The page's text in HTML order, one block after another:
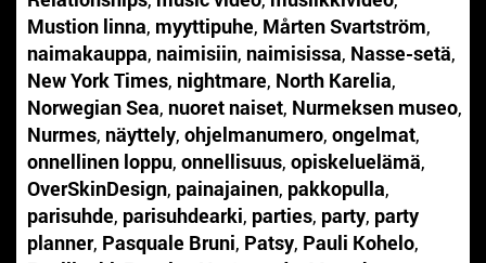
Mustion linna, myyttipuhe, Mårten Svartström,
naimakauppa, naimisiin, naimisissa, Nasse-setä,
New York Times, nightmare, North Karelia,
Norwegian Sea, nuoret naiset, Nurmeksen museo,
Nurmes, näyttely, ohjelmanumero, ongelmat,
onnellinen loppu, onnellisuus, opiskeluelämä,
OverSkinDesign, painajainen, pakkopulla,
parisuhde, parisuhdearki, parties, party, party
planner, Pasquale Bruni, Patsy, Pauli Kohelo,